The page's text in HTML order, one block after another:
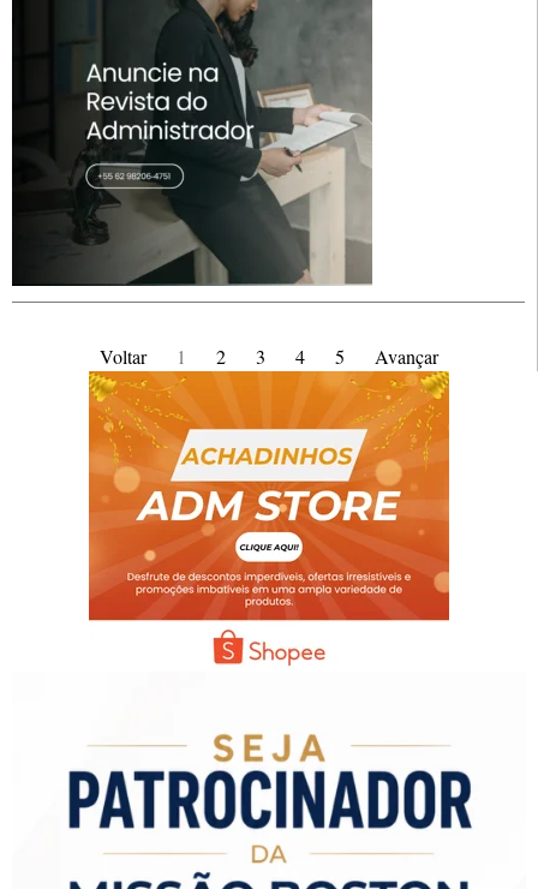
Voltar 1 2 3 4 5 Avançar